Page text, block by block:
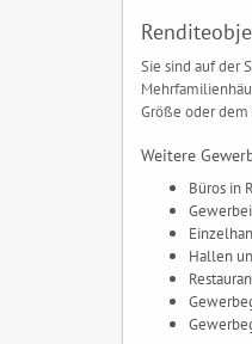
Sie sind auf der
Größe oder
Weitere
Büros in
Hallen